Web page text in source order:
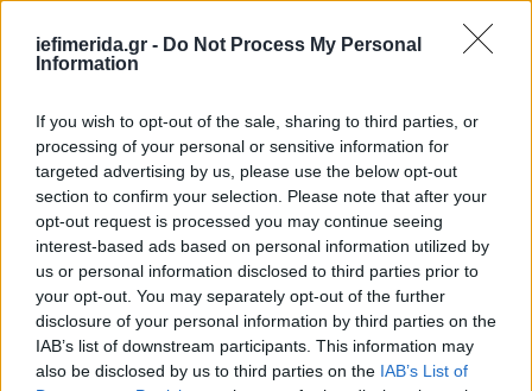
iefimerida.gr - Do Not Process My Personal
Information
If you wish to opt-out of the sale, sharing to third parties, or
processing of your personal or sensitive information for
targeted advertising by us, please use the below opt-out
section to confirm your selection. Please note that after your
opt-out request is processed you may continue seeing
interest-based ads based on personal information utilized by
us or personal information disclosed to third parties prior to
your opt-out. You may separately opt-out of the further
disclosure of your personal information by third parties on the
IAB’s list of downstream participants. This information may
also be disclosed by us to third parties on the IAB’s List of
Δείτε live την κίνηση στους δρόμους της Αττικής
ΕΔΩ.